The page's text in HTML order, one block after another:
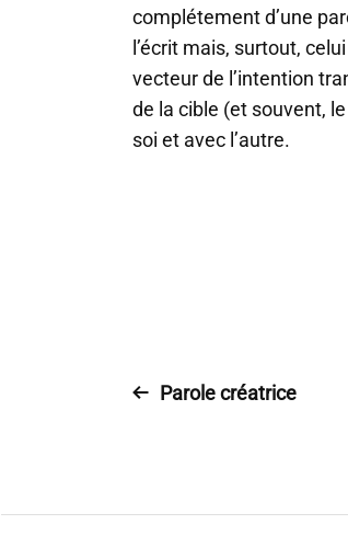
complétement d’une
l’écrit mais, surtout,
vecteur de l’intention
de la cible (et souvent,
soi et avec l’autre.
Parole créatrice